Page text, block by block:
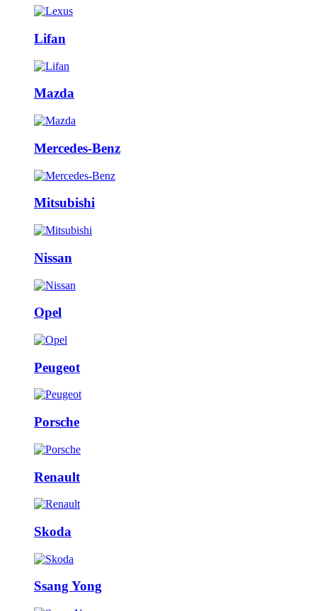
Lifan
Mazda
Mercedes-Benz
Mitsubishi
Nissan
Opel
Peugeot
Porsche
Renault
Skoda
Ssang Yong